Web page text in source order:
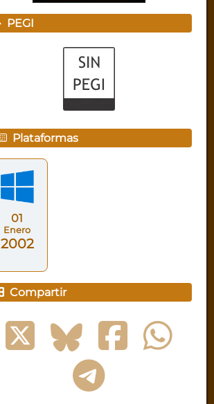
PEGI
Plataformas
01
Enero
2002
Compartir